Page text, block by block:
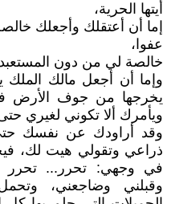
أيتها الحرية،
إما أن أعتقلك وأجعلك
عفوا،
خالصة لي من دون
وإما أن أجعل مالك الملك
يخرجها من جوف الأرض
ويأمرك ألا تكوني لغيري
وقد أراودك عن نفسك
ذراعي وتقولي هيت لك،
في وجهي: تحرر... تحرر
وقبلني وضاجعني،